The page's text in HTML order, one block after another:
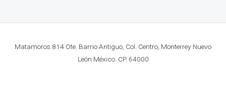
Matamoros 814 Ote. Barrio Antiguo, Col. Centro, Monterrey Nuevo
León México. CP. 64000